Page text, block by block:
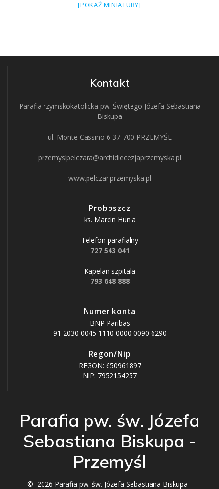
[POKAŻ MINIATURY]
Kontakt
Parafia rzymskokatolicka pw. Świętego Józefa Sebastiana
Biskupa
ul. Monte Cassino 6 37-700 PRZEMYŚL
przemyslpelczara@archidiecezjaprzemyska.pl
www.pelczar.przemyska.pl
Proboszcz
ks. Marcin Hunia
Telefon parafialny
727 543 041
Kapelan szpitala
793 648 888
Numer konta
BNP Paribas
91 2030 0045 1110 0000 0090 6290
Regon/Nip
REGON: 650961897
NIP: 7952154257
Parafia pw. św. Józefa
Sebastiana Biskupa -
Przemyśl
© 2026 Parafia pw. św. Józefa Sebastiana Biskupa -